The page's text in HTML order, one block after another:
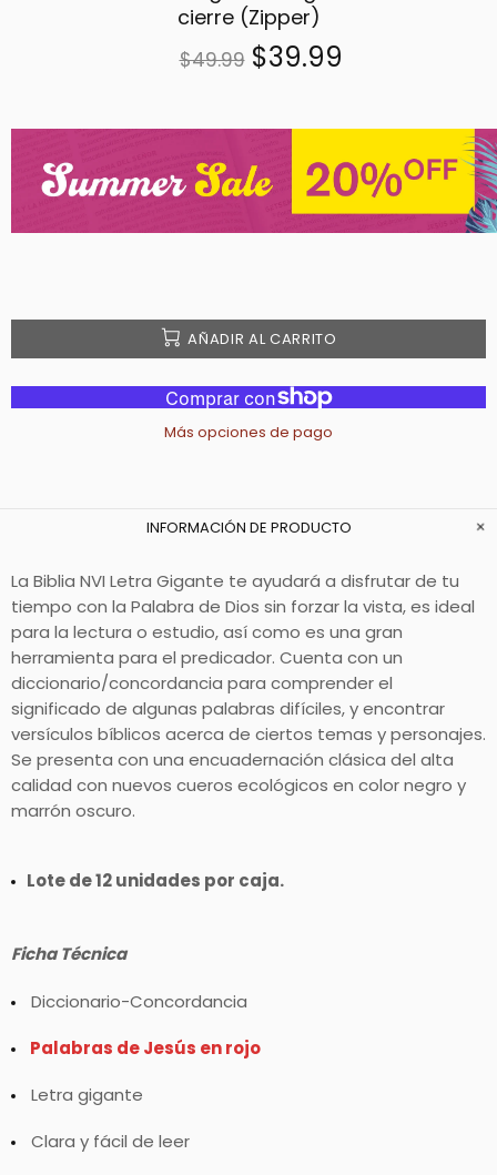
cierre (Zipper)
$49.99 $39.99
AÑADIR AL CARRITO
Más opciones de pago
INFORMACIÓN DE PRODUCTO
La Biblia NVI Letra Gigante te ayudará a disfrutar de tu
tiempo con la Palabra de Dios sin forzar la vista, es ideal
para la lectura o estudio, así como es una gran
herramienta para el predicador. Cuenta con un
diccionario/concordancia para comprender el
significado de algunas palabras difíciles, y encontrar
versículos bíblicos acerca de ciertos temas y personajes.
Se presenta con una encuadernación clásica del alta
calidad con nuevos cueros ecológicos en color negro y
marrón oscuro.
Lote de 12 unidades por caja.
Ficha Técnica
Diccionario-Concordancia
Palabras de Jesús en rojo
Letra gigante
Clara y fácil de leer